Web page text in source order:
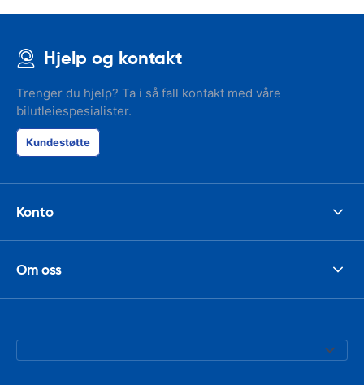
Hjelp og kontakt
Trenger du hjelp? Ta i så fall kontakt med våre
bilutleiespesialister.
Kundestøtte
Konto
Om oss